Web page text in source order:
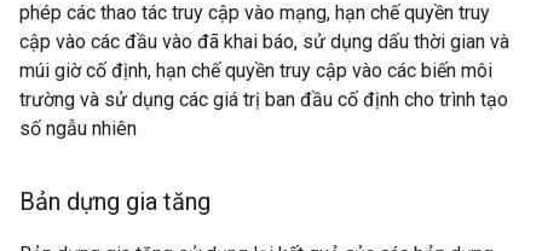
phép các thao tác truy cập vào mạng, hạn chế quyền truy
cập vào các đầu vào đã khai báo, sử dụng dấu thời gian và
múi giờ cố định, hạn chế quyền truy cập vào các biến môi
trường và sử dụng các giá trị ban đầu cố định cho trình tạo
số ngẫu nhiên
Bản dựng gia tăng